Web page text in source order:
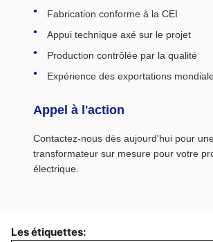
Fabrication conforme à la CEI
Appui technique axé sur le projet
Production contrôlée par la qualité
Expérience des exportations
Appel à l'action
Contactez-nous dès aujourd'hui pour
transformateur sur mesure pour votre
électrique.
Les étiquettes: